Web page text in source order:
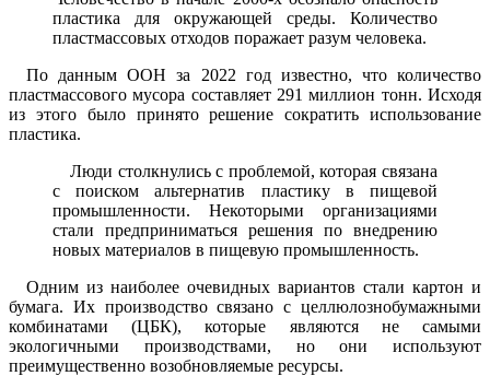
пластика для окружающей среды. Количество
пластмассовых отходов поражает разум человека.
По данным ООН за 2022 год известно, что количество
пластмассового мусора составляет 291 миллион тонн. Исходя
из этого было принято решение сократить использование
пластика.
Люди столкнулись с проблемой, которая связана
с поиском альтернатив пластику в пищевой
промышленности. Некоторыми организациями
стали предприниматься решения по внедрению
новых материалов в пищевую промышленность.
Одним из наиболее очевидных вариантов стали картон и
бумага. Их производство связано с целлюлознобумажными
комбинатами (ЦБК), которые являются не самыми
экологичными производствами, но они используют
преимущественно возобновляемые ресурсы.